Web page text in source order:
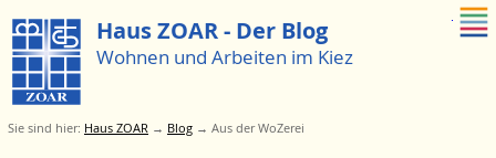
Haus ZOAR - Der Blog
Wohnen und Arbeiten im Kiez
Sie sind hier: Haus ZOAR → Blog → Aus der WoZerei